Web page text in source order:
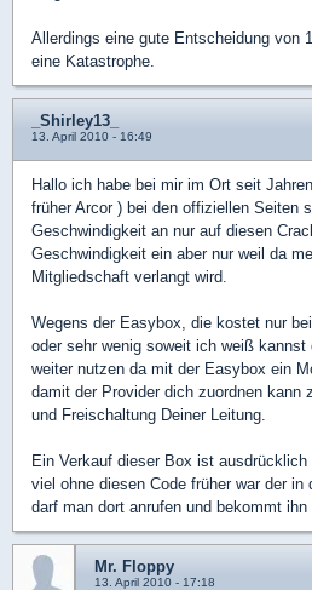
Allerdings eine gute Entscheidung von
eine Katastrophe.
_Shirley13_
13. April 2010 - 16:49
Hallo ich habe bei mir im Ort seit
früher Arcor ) bei den offiziellen Seiten
Geschwindigkeit an nur auf diesen
Geschwindigkeit ein aber nur weil da
Mitgliedschaft verlangt wird.
Wegens der Easybox, die kostet nur
oder sehr wenig soweit ich weiß
weiter nutzen da mit der Easybox ein
damit der Provider dich zuordnen kann
und Freischaltung Deiner Leitung.
Ein Verkauf dieser Box ist
viel ohne diesen Code früher war der in
darf man dort anrufen und bekommt ihn
Mr. Floppy
13. April 2010 - 17:18